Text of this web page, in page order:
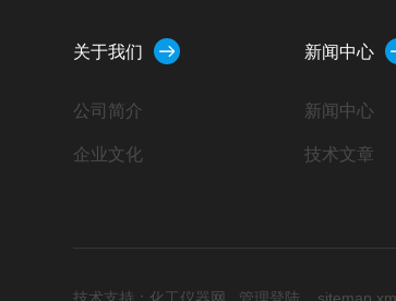
关于我们
公司简介
企业文化
新闻中心
新闻中心
技术文章